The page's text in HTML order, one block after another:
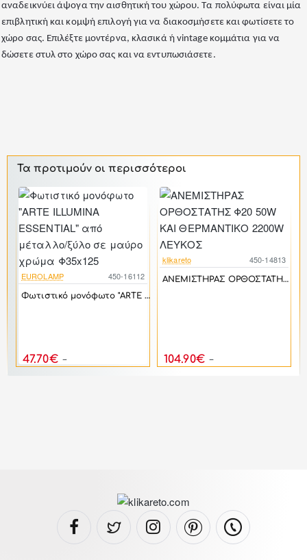
αναδεικνύει άψογα την αισθητική του χώρου. Τα πολύφωτα είναι μία
επιβλητική και κομψή επιλογή για να διακοσμήσετε και φωτίσετε το
χώρο σας. Επιλέξτε μοντέρνα, κλασικά ή vintage κομμάτια για να
δώσετε στυλ στο χώρο σας και να εντυπωσιάσετε.
Τα προτιμούν οι περισσότεροι
-17%
EUROLAMP 450-16112
Φωτιστικό μονόφωτο "ARTE ILLUMINA ESSENTIAL" από μέταλλο/ξύλο σε μαύρο χρώμα Φ35x125
47.70€
-17%
klikareto 450-14813
ΑΝΕΜΙΣΤΗΡΑΣ ΟΡΘΟΣΤΑΤΗΣ Φ20 50W ΚΑΙ ΘΕΡΜΑΝΤΙΚΟ 2200W ΛΕΥΚΟΣ
104.90€